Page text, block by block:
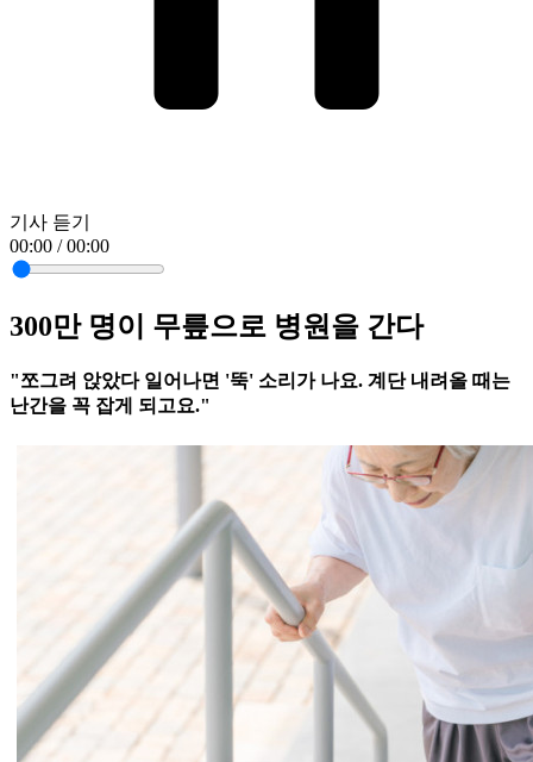
기사 듣기
00:00 / 00:00
300만 명이 무릎으로 병원을 간다
"쪼그려 앉았다 일어나면 '뚝' 소리가 나요. 계단 내려올 때는
난간을 꼭 잡게 되고요."